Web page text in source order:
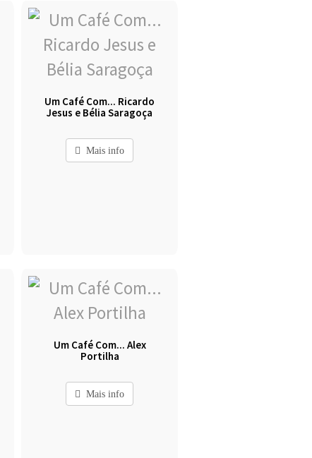
Um Café Com... Ricardo
Jesus e Bélia Saragoça
Mais info
Um Café Com... Alex
Portilha
Mais info